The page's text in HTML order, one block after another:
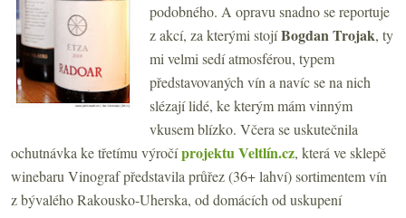
podobného. A opravu snadno se reportuje
z akcí, za kterými stojíBogdan Trojak, ty
mi velmi sedí atmosférou, typem
představovaných vín a navíc se na nich
slézají lidé, ke kterým mám vinným
vkusem blízko. Včera se uskutečnila
ochutnávka ke třetímu výročíprojektu Veltlín.cz, která ve sklepě
winebaru Vinograf představila průřez (36+ lahví) sortimentem vín
z bývalého Rakousko-Uherska, od domácích od uskupení